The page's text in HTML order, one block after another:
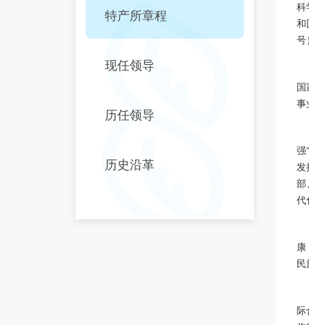
特产所章程
现任领导
历任领导
历史沿革
科
和
号
事
强
发
部
代